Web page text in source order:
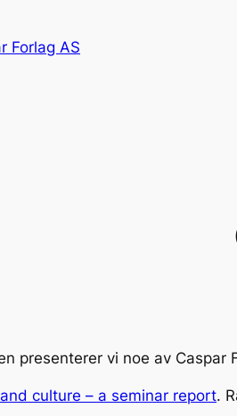
Forlag AS
presenterer vi noe av
culture – a seminar report.